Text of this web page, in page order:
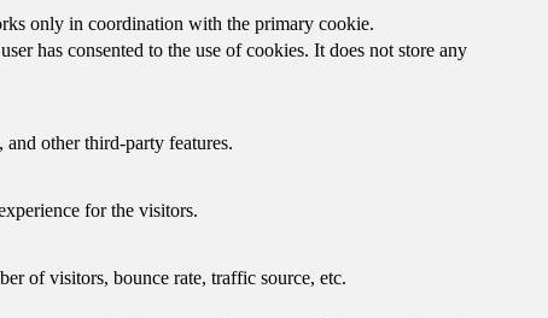
only in coordination with the primary cookie.
has consented to the use of cookies. It does not store any
other third-party features.
for the visitors.
of visitors, bounce rate, traffic source, etc.